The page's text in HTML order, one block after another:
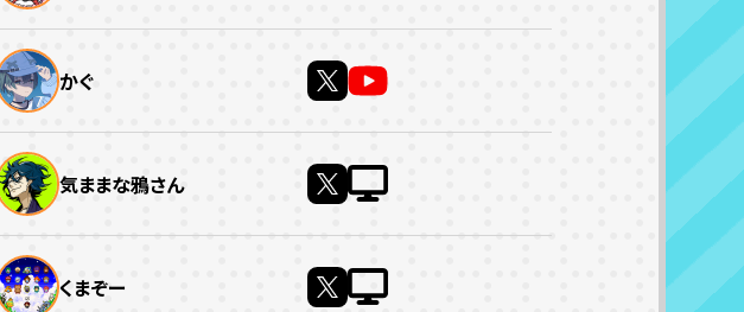
かぐ
気ままな鴉さん
くまぞー